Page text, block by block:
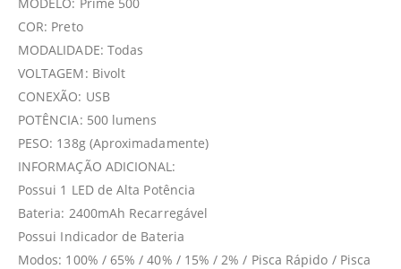
COR: Preto
MODALIDADE: Todas
VOLTAGEM: Bivolt
CONEXÃO: USB
POTÊNCIA: 500 lumens
PESO: 138g (Aproximadamente)
INFORMAÇÃO ADICIONAL:
Possui 1 LED de Alta Potência
Bateria: 2400mAh Recarregável
Possui Indicador de Bateria
Modos: 100% / 65% / 40% / 15% / 2% / Pisca Rápido / Pisca